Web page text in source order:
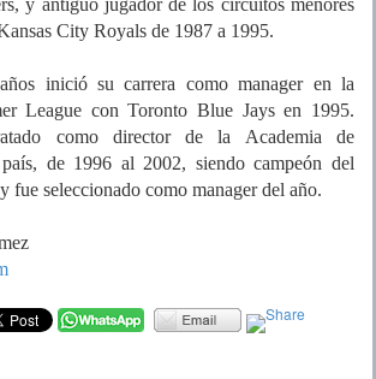
City Royals de 1987 a 1995.
inició su carrera como manager en la
League con Toronto Blue Jays en 1995.
como director de la Academia de
de 1996 al 2002, siendo campeón del
fue seleccionado como manager del año.